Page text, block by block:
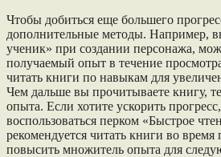
Чтобы добиться еще большего
дополнительные методы. Например,
ученик» при создании персонажа,
получаемый опыт в течение
читать книги по навыкам для
Чем дальше вы прочитываете книгу,
опыта. Если хотите ускорить
воспользоваться перком «Быстрое
рекомендуется читать книги во
повысить множитель опыта для